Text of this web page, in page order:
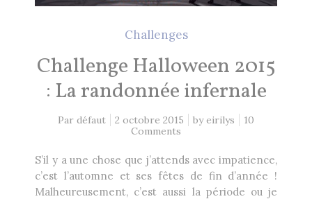
Challenges
Challenge Halloween 2015
: La randonnée infernale
Par défaut 2 octobre 2015 byeirilys
10
Comments
S’il y a une chose que j’attends avec impatience,
c’est l’automne et ses fêtes de fin d’année !
Malheureusement, c’est aussi la période ou je